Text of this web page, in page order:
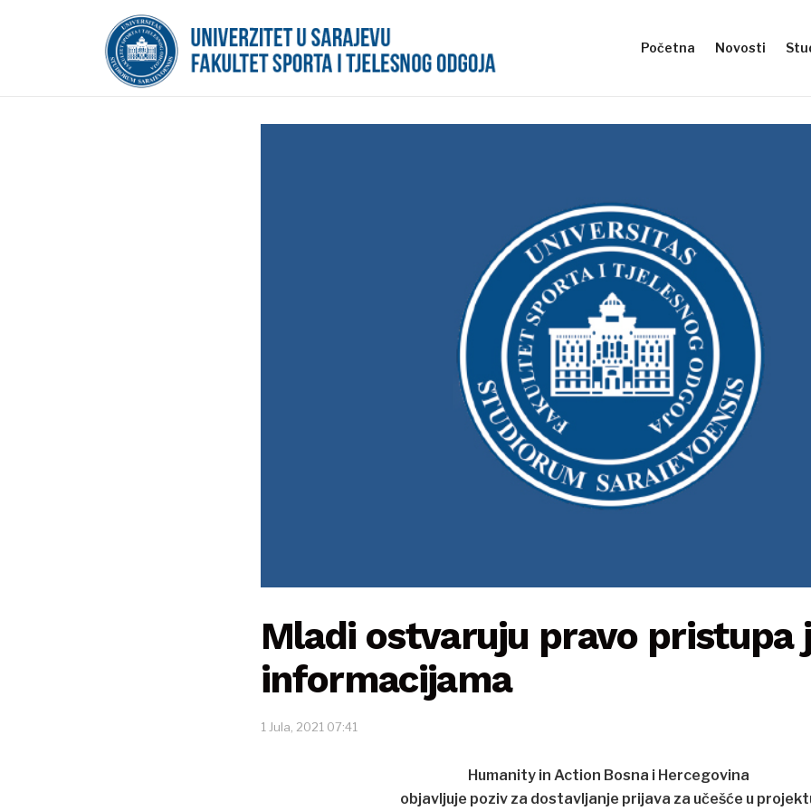
Početna Novosti
Mladi ostvaruju pravo pristupa
informacijama
1 Jula, 2021 07:41
Humanity in Action Bosna i Hercegovina
objavljuje poziv za dostavljanje prijava za učešće u